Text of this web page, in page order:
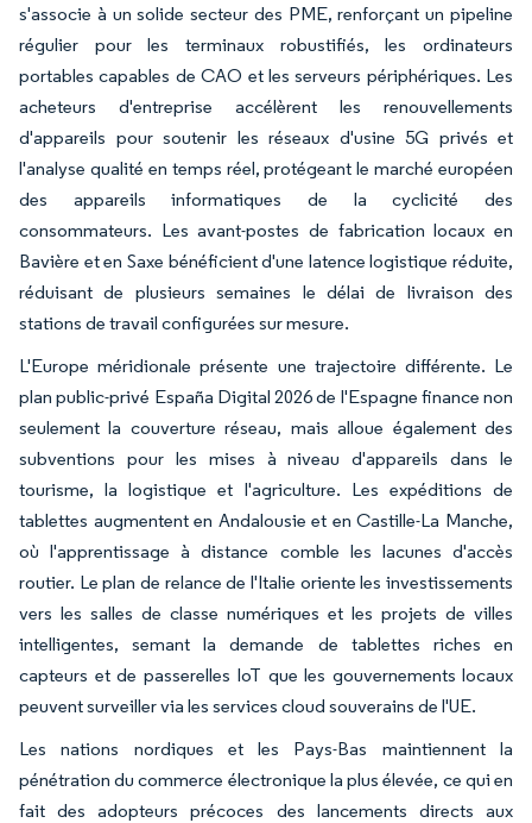
s'associe à un solide secteur des PME, renforçant un pipeline
régulier pour les terminaux robustifiés, les ordinateurs
portables capables de CAO et les serveurs périphériques. Les
acheteurs d'entreprise accélèrent les renouvellements
d'appareils pour soutenir les réseaux d'usine 5G privés et
l'analyse qualité en temps réel, protégeant le marché européen
des appareils informatiques de la cyclicité des
consommateurs. Les avant-postes de fabrication locaux en
Bavière et en Saxe bénéficient d'une latence logistique réduite,
réduisant de plusieurs semaines le délai de livraison des
stations de travail configurées sur mesure.
L'Europe méridionale présente une trajectoire différente. Le
plan public-privé España Digital 2026 de l'Espagne finance non
seulement la couverture réseau, mais alloue également des
subventions pour les mises à niveau d'appareils dans le
tourisme, la logistique et l'agriculture. Les expéditions de
tablettes augmentent en Andalousie et en Castille-La Manche,
où l'apprentissage à distance comble les lacunes d'accès
routier. Le plan de relance de l'Italie oriente les investissements
vers les salles de classe numériques et les projets de villes
intelligentes, semant la demande de tablettes riches en
capteurs et de passerelles IoT que les gouvernements locaux
peuvent surveiller via les services cloud souverains de l'UE.
Les nations nordiques et les Pays-Bas maintiennent la
pénétration du commerce électronique la plus élevée, ce qui en
fait des adopteurs précoces des lancements directs aux